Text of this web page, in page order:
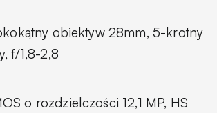
obiektyw 28mm, 5-krotny
f/1,8-2,8
o rozdzielczości 12,1 MP, HS